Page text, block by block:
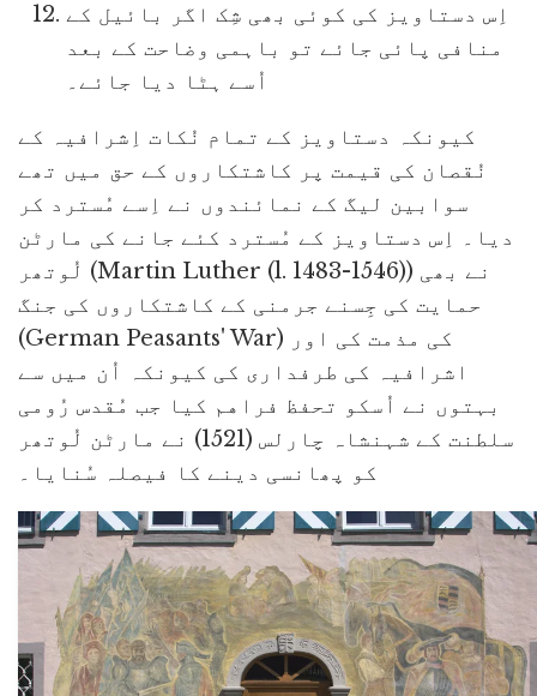
اِس دستاویز کی کوئی بھی شِک اگر بائیل کے
منافی پائی جائے تو باہمی وضاحت کے بعد
اُسے ہٹا دیا جائے۔
کیونکہ دستاویز کے تمام نُکات اِشرافیہ کے
نُقصان کی قیمت پر کاشتکاروں کے حق میں تھے
سوابین لیگ کے نمائندوں نے اِسے مُسترد کر
دیا۔ اِس دستاویز کے مُسترد کئے جانے کی مارٹن
لُوتھر (Martin Luther (l. 1483-1546)) نے بھی
حمایت کی جِسنے جرمنی کے کاشتکاروں کی جنگ
(German Peasants' War) کی مذمت کی اور
اشرافیہ کی طرفداری کی کیونکہ اُن میں سے
بہتوں نے اُسکو تحفظ فراهم کیا جب مُقدس رُومی
سلطنت کے شہنشاہ چارلس (1521) نے مارٹن لُوتھر
کو پھانسی دینے کا فیصلہ سُنایا۔